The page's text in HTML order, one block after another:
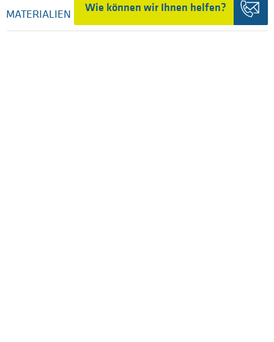
Wie können wir Ihnen helfen?
MATERIALIEN